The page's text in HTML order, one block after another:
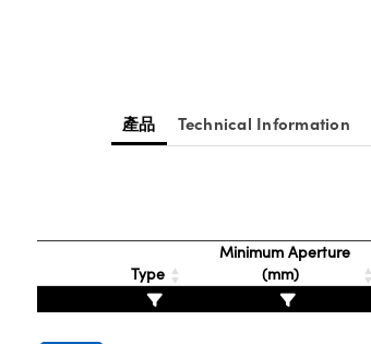
產品 Technical Information
Type
Minimum Aperture
(mm)